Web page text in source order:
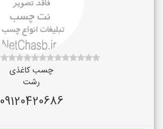
چسب کاغذی
رشت
09120420686